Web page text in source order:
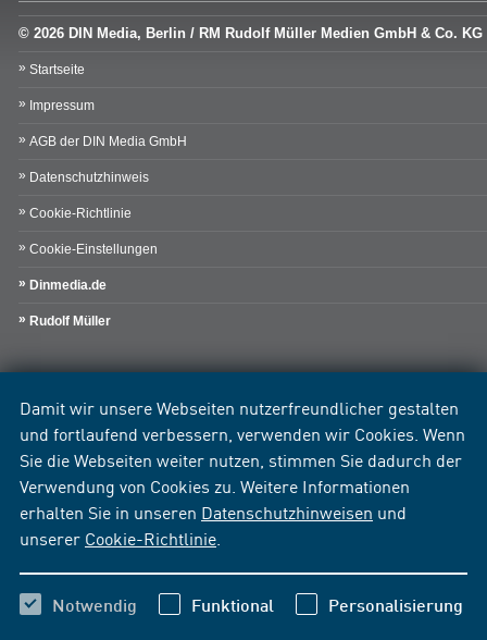
Damit wir unsere Webseiten nutzerfreundlicher gestalten
und fortlaufend verbessern, verwenden wir Cookies. Wenn
Sie die Webseiten weiter nutzen, stimmen Sie dadurch der
Verwendung von Cookies zu. Weitere Informationen
erhalten Sie in unseren Datenschutzhinweisen und
unserer Cookie-Richtlinie
Notwendig Funktional Personalisierung
© 2026 DIN Media, Berlin / RM Rudolf Müller Medien GmbH & Co. KG
Startseite
Impressum
AGB der DIN Media GmbH
Datenschutzhinweis
Cookie-Richtlinie
Cookie-Einstellungen
Dinmedia.de
Rudolf Müller